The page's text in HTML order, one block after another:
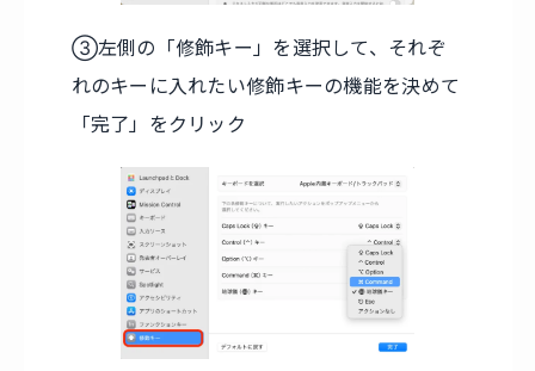
③左側の「修飾キー」を選択して、それぞ
れのキーに入れたい修飾キーの機能を決めて
「完了」をクリック